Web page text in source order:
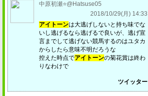
中原初瀬⭐️@Hatsuse05
2018/10/29(月) 14:33
アイトーンは大逃げしないと持ち味でな
いし逃げるなら逃げるで良いが、逃げ宣
言までして逃げない競馬するのはユタカ
からしたら意味不明だろうな
控えた時点でアイトーンの菊花賞は終わ
りなわけで
ツイッター